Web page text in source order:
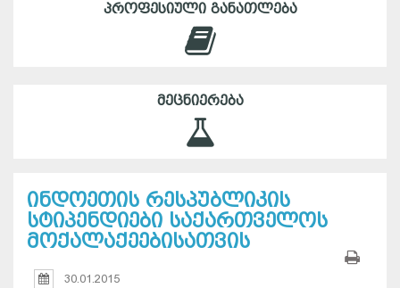
ᲞᲠᲝᲤᲔᲡᲘᲣᲚᲘ ᲒᲐᲜᲐᲗᲚᲔᲑᲐ
ᲛᲔᲪᲜᲘᲔᲠᲔᲑᲐ
ინდოეთის რესპუბლიკის
სტიპენდიები საქართველოს
მოქალაქეებისათვის
30.01.2015